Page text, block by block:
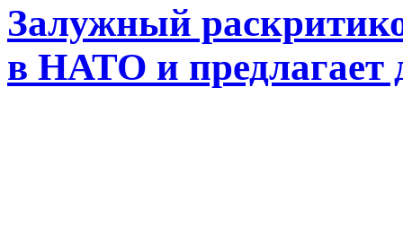
Залужный
в НАТО и предлагает